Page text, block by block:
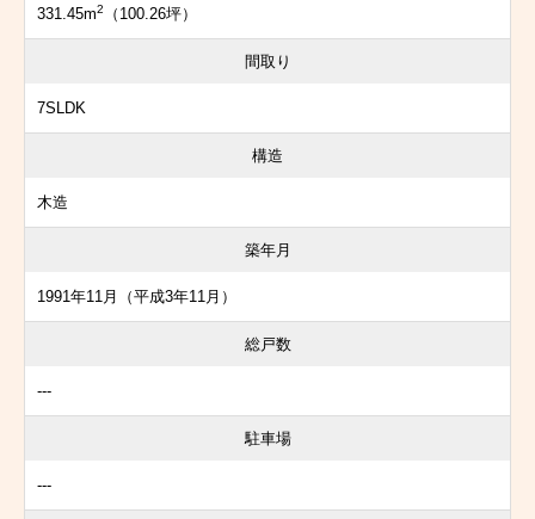
331.45m2 （100.26坪）
間取り
7SLDK
構造
木造
築年月
1991年11月（平成3年11月）
総戸数
---
駐車場
---